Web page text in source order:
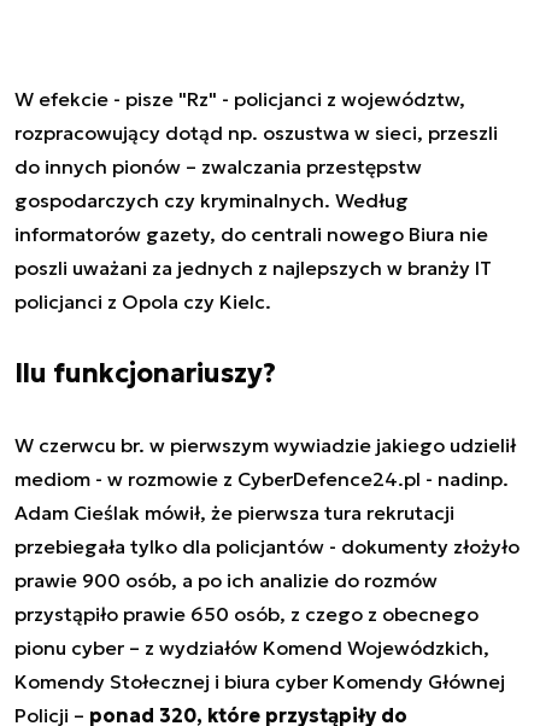
W efekcie - pisze "Rz" - policjanci z województw,
rozpracowujący dotąd np. oszustwa w sieci, przeszli
do innych pionów – zwalczania przestępstw
gospodarczych czy kryminalnych. Według
informatorów gazety, do centrali nowego Biura nie
poszli uważani za jednych z najlepszych w branży IT
policjanci z Opola czy Kielc.
Ilu funkcjonariuszy?
W czerwcu br. w pierwszym wywiadzie jakiego udzielił
mediom - w rozmowie z CyberDefence24.pl - nadinp.
Adam Cieślak mówił, że pierwsza tura rekrutacji
przebiegała tylko dla policjantów - dokumenty złożyło
prawie 900 osób, a po ich analizie do rozmów
przystąpiło prawie 650 osób, z czego z obecnego
pionu cyber – z wydziałów Komend Wojewódzkich,
Komendy Stołecznej i biura cyber Komendy Głównej
Policji – ponad 320, które przystąpiły do